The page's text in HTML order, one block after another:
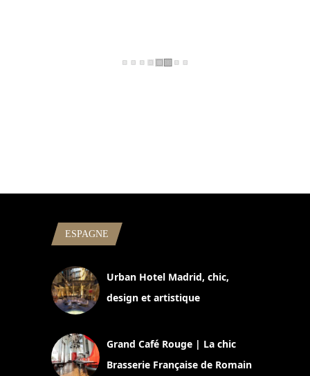
ESPAGNE
Urban Hotel Madrid, chic,
design et artistique
Grand Café Rouge | La chic
Brasserie Française de Romain